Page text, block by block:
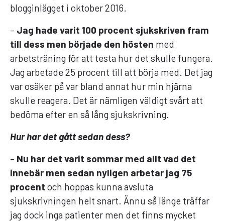
blogginlägget i oktober 2016.
– Jag hade varit 100 procent sjukskriven fram
till dess men började den hösten med
arbetsträning för att testa hur det skulle fungera.
Jag arbetade 25 procent till att börja med. Det jag
var osäker på var bland annat hur min hjärna
skulle reagera. Det är nämligen väldigt svårt att
bedöma efter en så lång sjukskrivning.
Hur har det gått sedan dess?
– Nu har det varit sommar med allt vad det
innebär men sedan nyligen arbetar jag 75
procent och hoppas kunna avsluta
sjukskrivningen helt snart. Ännu så länge träffar
jag dock inga patienter men det finns mycket